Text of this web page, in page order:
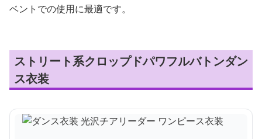
ベントでの使用に最適です。
ストリート系クロップドパワフルバトンダン
ス衣装